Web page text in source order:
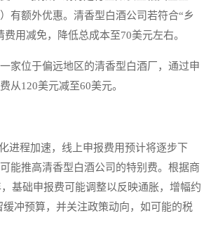
有额外优惠。清香型白酒公司若符合“乡
用减免，降低总成本至70美元左右。
位于偏远地区的清香型白酒厂，通过申
从120美元减至60美元。
程加速，线上申报费用预计将逐步下
能推高清香型白酒公司的特别费。根据商
基础申报费可能调整以反映通胀，增幅约
缓冲预算，并关注政策动向，如可能的税